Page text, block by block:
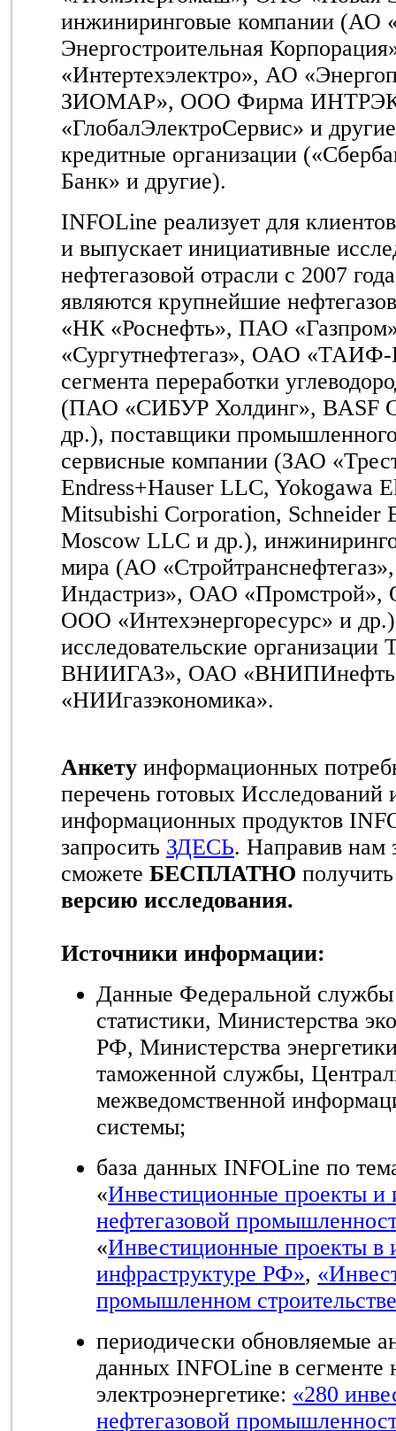
инжиниринговые компании (АО
Энергостроительная
«Интертехэлектро», АО
ЗИОМАР», ООО Фирма
«ГлобалЭлектроСервис» и
кредитные организации
Банк» и другие).
INFOLine реализует для
и выпускает инициативные
нефтегазовой отрасли с 2007
являются крупнейшие
«НК «Роснефть», ПАО
«Сургутнефтегаз», ОАО
сегмента переработки
(ПАО «СИБУР Холдинг», BASF
др.), поставщики
сервисные компании (ЗАО
Endress+Hauser LLC, Yokogawa
Mitsubishi Corporation,
Moscow LLC и др.),
мира (АО
Индастриз», ОАО
ООО «Интехэнергоресурс» и
исследовательские
ВНИИГАЗ», ОАО
«НИИгазэкономика».
Анкету информационных
перечень готовых Исследований
информационных продуктов
запросить ЗДЕСЬ. Направив нам
сможете БЕСПЛАТНО
версию исследования.
Источники информации:
Данные Федеральной службы
статистики, Министерства
РФ, Министерства
таможенной службы,
межведомственной
системы;
база данных INFOLine по
«Инвестиционные проекты и
нефтегазовой
«Инвестиционные проекты в
инфраструктуре РФ»,
промышленном
периодически обновляемые
данных INFOLine в сегменте
электроэнергетике: «280
нефтегазовой